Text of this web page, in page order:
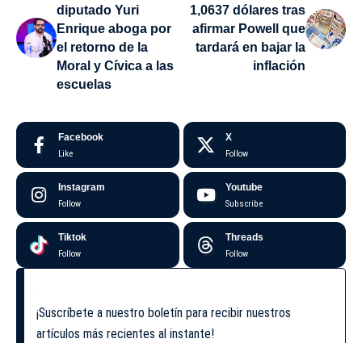
diputado Yuri
Enrique aboga por
el retorno de la
Moral y Cívica a las
escuelas
1,0637 dólares tras
afirmar Powell que
tardará en bajar la
inflación
Facebook
Like
X
Follow
Instagram
Follow
Youtube
Subscribe
Tiktok
Follow
Threads
Follow
¡Suscríbete a nuestro boletín para recibir nuestros
artículos más recientes al instante!